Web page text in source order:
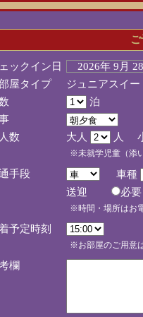
ックイン日
2026年 9月
屋タイプ
ジュニアスイ
泊
数
大人 人
※未就学児童（添
手段
車種
送迎
※時間・場所はお
予定時刻
※お部屋のご用意
欄